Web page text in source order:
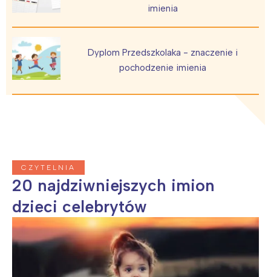
imienia
Dyplom Przedszkolaka - znaczenie i
pochodzenie imienia
CZYTELNIA
20 najdziwniejszych imion
dzieci celebrytów